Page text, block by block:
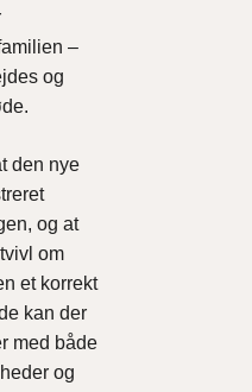
–
og
den nye
og at
om
et korrekt
kan der
med både
og